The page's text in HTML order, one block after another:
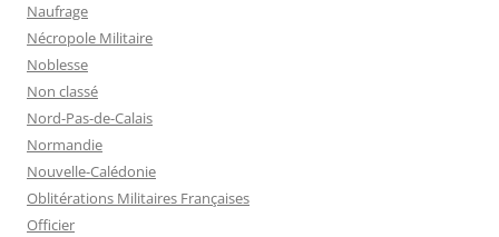
Naufrage
Nécropole Militaire
Noblesse
Non classé
Nord-Pas-de-Calais
Normandie
Nouvelle-Calédonie
Oblitérations Militaires Françaises
Officier